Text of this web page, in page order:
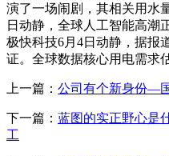
演了一场闹剧，其相关用水
日动静，全球人工智能高潮
极快科技6月4日动静，据报
证。全球数据核心用电需求
上一篇： 公司有个新身份―
下一篇： 蓝图的实正野心是
工